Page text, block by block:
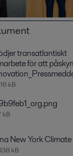
transatlantiskt
för att
kB
kB
New York
kB